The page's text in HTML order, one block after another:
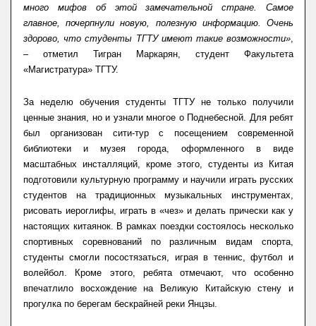
много мифов об этой замечательной стране. Самое
главное, почерпнули новую, полезную информацию. Очень
здорово, что студенты ТГТУ имеют такие возможности»,
– отметил Тигран Маркарян, студент Факультета
«Магистратура» ТГТУ.
За неделю обучения студенты ТГТУ не только получили
ценные знания, но и узнали многое о Поднебесной. Для ребят
был организован сити-тур с посещением современной
библиотеки и музея города, оформленного в виде
масштабных инсталляций, кроме этого, студенты из Китая
подготовили культурную программу и научили играть русских
студентов на традиционных музыкальных инструментах,
рисовать иероглифы, играть в «чез» и делать прически как у
настоящих китаянок. В рамках поездки состоялось несколько
спортивных соревнований по различным видам спорта,
студенты смогли посостязаться, играя в теннис, футбол и
волейбол. Кроме этого, ребята отмечают, что особенно
впечатлило восхождение на Великую Китайскую стену и
прогулка по берегам бескрайней реки Янцзы.